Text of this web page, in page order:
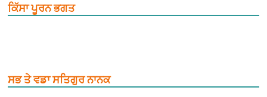
ਕਿੱਸਾ ਪੂਰਨ ਭਗਤ
ਸਭ ਤੇ ਵਡਾ ਸਤਿਗੁਰ ਨਾਨਕ